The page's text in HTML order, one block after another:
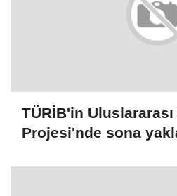
TÜRİB'in
Projesi'nde sona